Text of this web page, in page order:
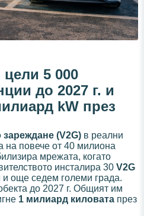
5 000
до 2027 г. и
kW през
(V2G) в реални
на повече от 40 милиона
мрежата, когато
инсталира 30 V2G
още седем големи града.
до 2027 г. Общият им
1 милиард киловата през